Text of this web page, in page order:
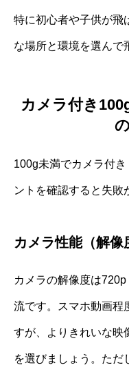
特に初心者や子供が飛
な場所と環境を選んで
カメラ付き
100g未満でカメラ付
ントを確認すると失敗
カメラ性能（解像
カメラの解像度は
流です。スマホ動画程
すが、よりきれいな映
を選びましょう。ただ